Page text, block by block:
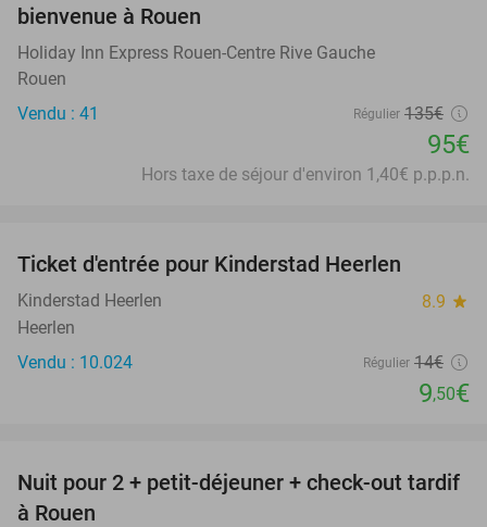
bienvenue à Rouen
Holiday Inn Express Rouen-Centre Rive Gauche
Rouen
Vendu : 41
Régulier 135€
95€
Hors taxe de séjour d'environ 1,40€ p.p.p.n.
Ticket d'entrée pour Kinderstad Heerlen
Kinderstad Heerlen 8.9 star
Heerlen
Vendu : 10.024
Régulier 14€
9,50€
37%
Nuit pour 2 + petit-déjeuner + check-out tardif
à Rouen